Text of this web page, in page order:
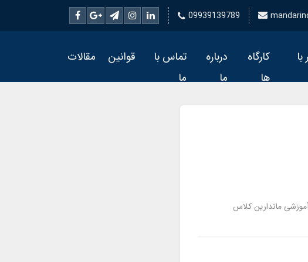
09939139789
کارگاه
ها
درباره
ما
تماس با
ما
قوانین مقالات
ماندارین کلاس